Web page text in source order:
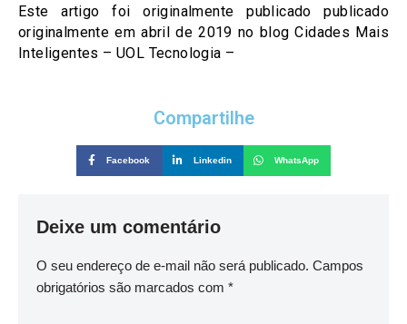
Este artigo foi originalmente publicado publicado
originalmente em abril de 2019 no blog Cidades Mais
Inteligentes – UOL Tecnologia –
Compartilhe
Facebook Linkedin WhatsApp
Deixe um comentário
O seu endereço de e-mail não será publicado. Campos
obrigatórios são marcados com *